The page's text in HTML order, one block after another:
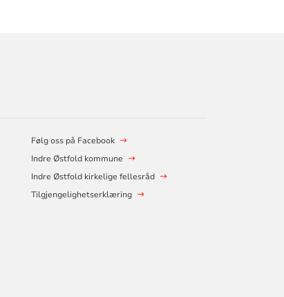
Følg oss på Facebook
Indre Østfold kommune
Indre Østfold kirkelige fellesråd
Tilgjengelighetserklæring